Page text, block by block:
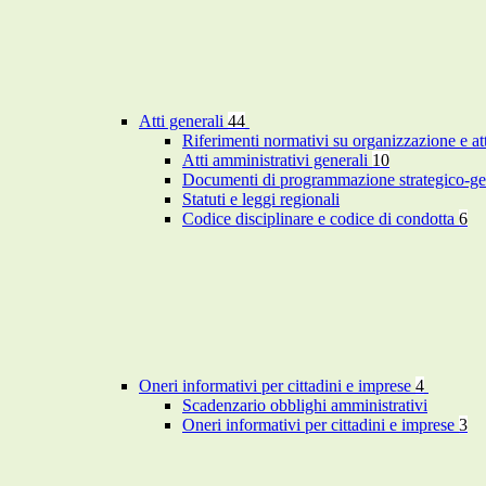
Atti generali 44
Riferimenti normativi su organizzazione e
Atti amministrativi generali 10
Documenti di programmazione strategico-
Statuti e leggi regionali
Codice disciplinare e codice di condotta 6
Oneri informativi per cittadini e imprese 4
Scadenzario obblighi amministrativi
Oneri informativi per cittadini e imprese 3